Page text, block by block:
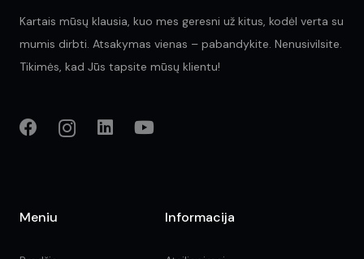
Kartais mūsų klausia, kuo mes geresni už kitus, kodėl verta su
mumis dirbti. Atsakymas vienas – pabandykite. Nenusivilsite.
Tikimės, kad Jūs tapsite mūsų klientu!
Meniu Informacija